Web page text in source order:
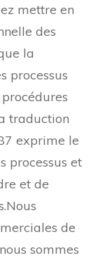
mettre en
des
la
processus
traduction
exprime le
processus et
et de
de
sommes